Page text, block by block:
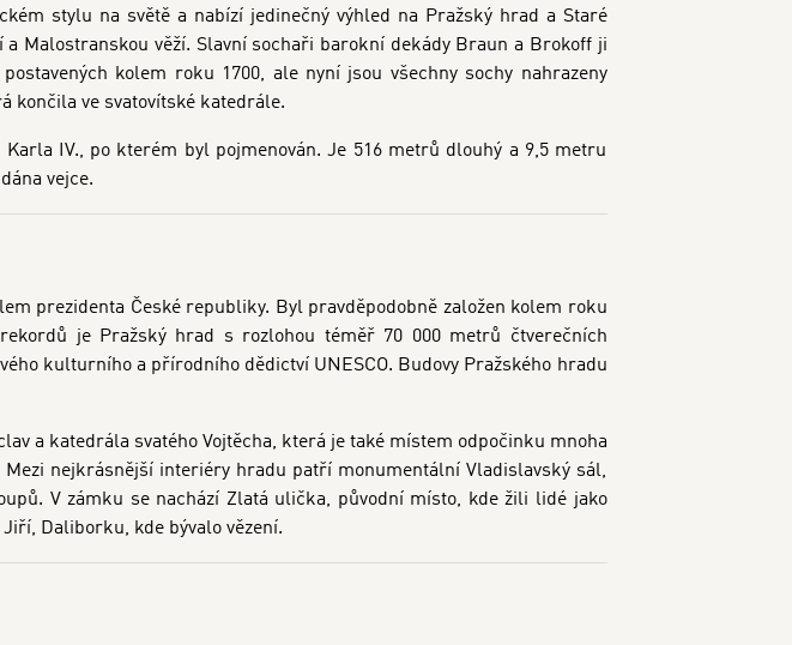
stylu na světě a nabízí jedinečný výhled na Pražský hrad a Staré
Malostranskou věží. Slavní sochaři barokní dekády Braun a Brokoff ji
kolem roku 1700, ale nyní jsou všechny sochy nahrazeny
končila ve svatovítské katedrále.
IV., po kterém byl pojmenován. Je 516 metrů dlouhý a 9,5 metru
vejce.
prezidenta České republiky. Byl pravděpodobně založen kolem roku
je Pražský hrad s rozlohou téměř 70 000 metrů čtverečních
kulturního a přírodního dědictví UNESCO. Budovy Pražského hradu
a katedrála svatého Vojtěcha, která je také místem odpočinku mnoha
nejkrásnější interiéry hradu patří monumentální Vladislavský sál,
V zámku se nachází Zlatá ulička, původní místo, kde žili lidé jako
Daliborku, kde bývalo vězení.